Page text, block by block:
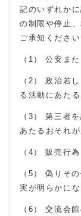
記のいずれか
の制限や停止
ご承知ください
（1） 公安ま
（2） 政治若
る活動にあた
（3） 第三者
あたるおそれ
（4） 販売行
（5） 偽りそ
実が明らかにな
（6） 交流会